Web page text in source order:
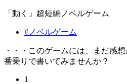
「動く」超短編ノベルゲーム
#ノベルゲーム
・・・このゲームには、まだ感
番乗りで書いてみませんか？
1